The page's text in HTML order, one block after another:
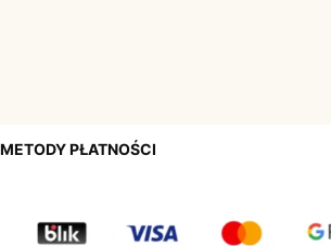
METODY PŁATNOŚCI